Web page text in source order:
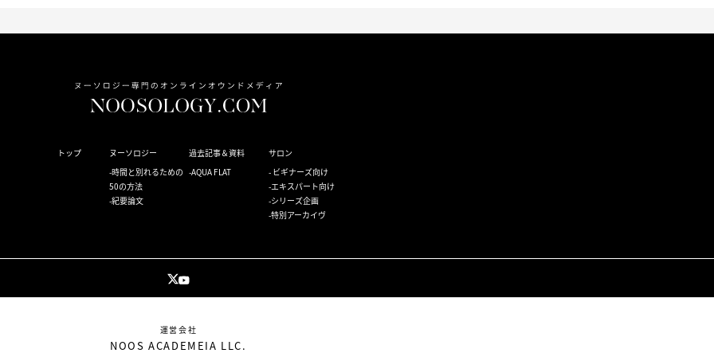
トップ
ヌーソロジー
時間と別れるための
50の方法
紀要論文
過去記事＆資料
AQUA FLAT
サロン
ビギナーズ向け
エキスパート向け
シリーズ企画
特別アーカイヴ
運営会社
NOOS ACADEMEIA LLC.